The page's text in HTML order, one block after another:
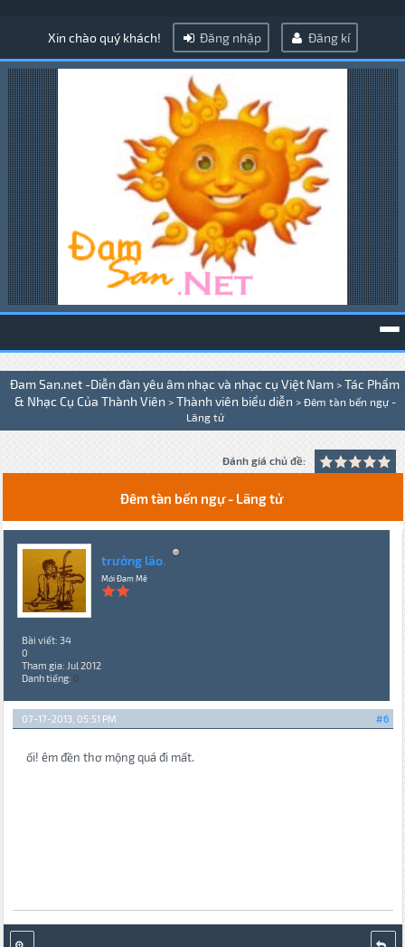
Xin chào quý khách! Đăng nhập Đăng kí
Đam San.net -Diễn đàn yêu âm nhạc và nhạc cụ Việt Nam > Tác Phẩm
& Nhạc Cụ Của Thành Viên > Thành viên biểu diễn > Đêm tàn bến ngự -
Lãng tử
Đánh giá chủ đề:
Đêm tàn bến ngự - Lãng tử
trưởng lão.
Mới Đam Mê
Bài viết: 34
0
Tham gia: Jul 2012
Danh tiếng: 0
#6
07-17-2013, 05:51 PM
ối! êm đền thơ mộng quá đi mất.